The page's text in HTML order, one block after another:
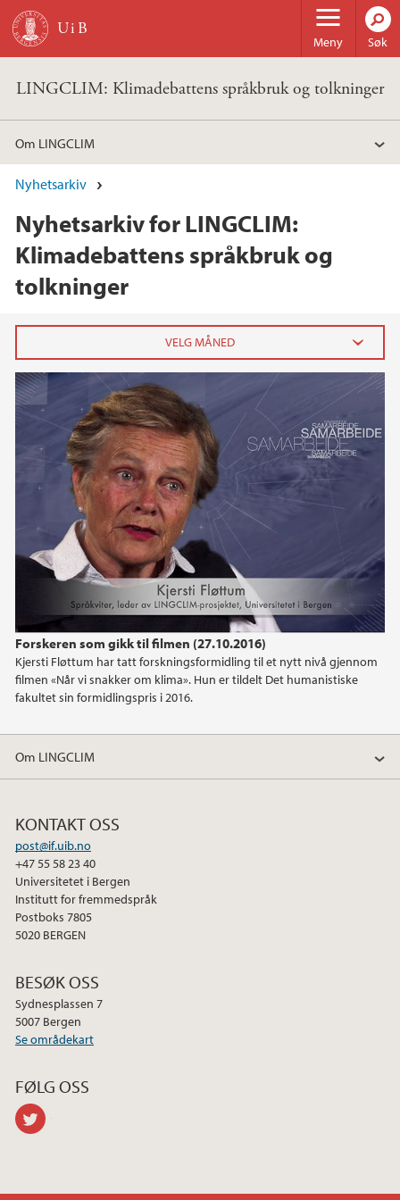
Hopp til hovedinnhold
Meny Søk
LINGCLIM: Klimadebattens språkbruk og tolkninger
Om LINGCLIM
Nyhetsarkiv
Nyhetsarkiv for LINGCLIM:
Klimadebattens språkbruk og
tolkninger
Forskeren som gikk til filmen (27.10.2016)
Kjersti Fløttum har tatt forskningsformidling til et nytt nivå gjennom
filmen «Når vi snakker om klima». Hun er tildelt Det humanistiske
fakultet sin formidlingspris i 2016.
juni (2)
mars (2)
2024
2023
2022
2021
2020
Om LINGCLIM
KONTAKT OSS
post@if.uib.no
+47 55 58 23 40
Universitetet i Bergen
Institutt for fremmedspråk
Postboks 7805
5020 BERGEN
BESØK OSS
Sydnesplassen 7
5007 Bergen
Se områdekart
FØLG OSS